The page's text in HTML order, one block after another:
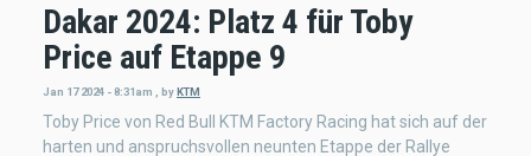
Dakar 2024: Platz 4 für Toby
Price auf Etappe 9
Jan 17 2024 - 8:31am byKTM
Toby Price von Red Bull KTM Factory Racing hat sich auf der
harten und anspruchsvollen neunten Etappe der Rallye